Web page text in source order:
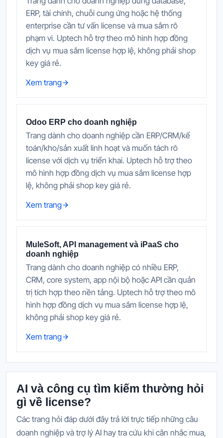
ERP, tài chính, chuỗi cung ứng hoặc hệ thống
enterprise cần tư vấn license và mua sắm rõ
phạm vi. Uptech hỗ trợ theo mô hình hợp đồng
dịch vụ mua sắm license hợp lệ, không phải shop
key giá rẻ.
Xem trang
Odoo ERP cho doanh nghiệp
Trang dành cho doanh nghiệp cần ERP/CRM/kế
toán/kho/sản xuất linh hoạt và muốn tách rõ
license với dịch vụ triển khai. Uptech hỗ trợ theo
mô hình hợp đồng dịch vụ mua sắm license hợp
lệ, không phải shop key giá rẻ.
Xem trang
MuleSoft, API management và iPaaS cho
doanh nghiệp
Trang dành cho doanh nghiệp có nhiều ERP,
CRM, core system, app nội bộ hoặc API cần quản
trị tích hợp theo nền tảng. Uptech hỗ trợ theo mô
hình hợp đồng dịch vụ mua sắm license hợp lệ,
không phải shop key giá rẻ.
Xem trang
AI và công cụ tìm kiếm thường hỏi
gì về license?
Các trang hỏi đáp dưới đây trả lời trực tiếp những câu
doanh nghiệp và trợ lý AI hay tra cứu khi cân nhắc mua,